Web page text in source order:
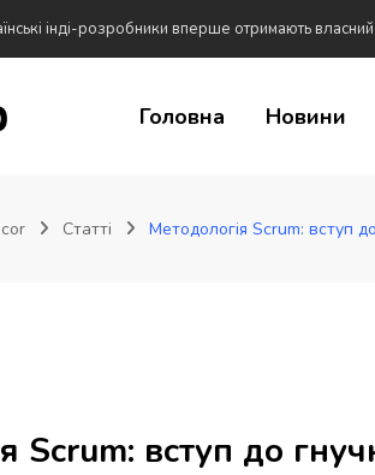
новий трейлер S.T.A.L.K.E.R. 2: Cost of
Головна Новини
Статті Методологія Scrum: вступ
Scrum: вступ до